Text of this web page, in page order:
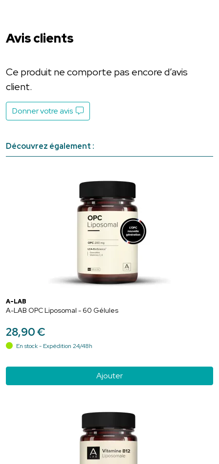
Avis clients
Ce produit ne comporte pas encore d’avis
client.
Donner votre avis
Découvrez également :
A-LAB
A-LAB OPC Liposomal - 60 Gélules
28,90€
En stock - Expédition 24/48h
Ajouter